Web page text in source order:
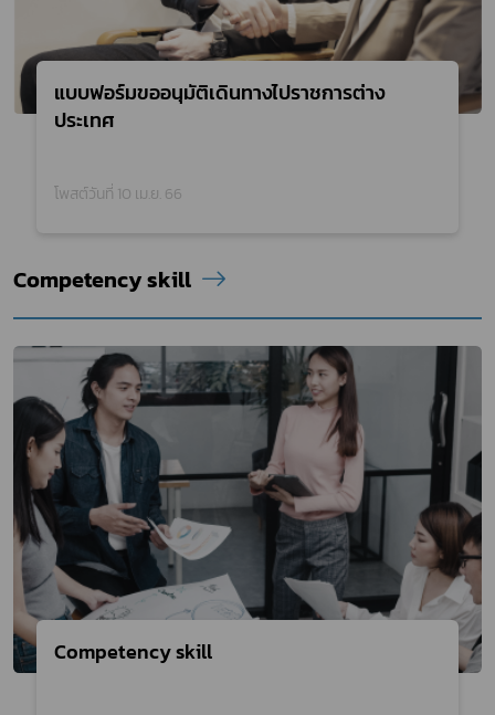
แบบฟอร์มขออนุมัติเดินทางไปราชการต่าง
ประเทศ
โพสต์วันที่ 10 เม.ย. 66
Competency skill
Competency skill